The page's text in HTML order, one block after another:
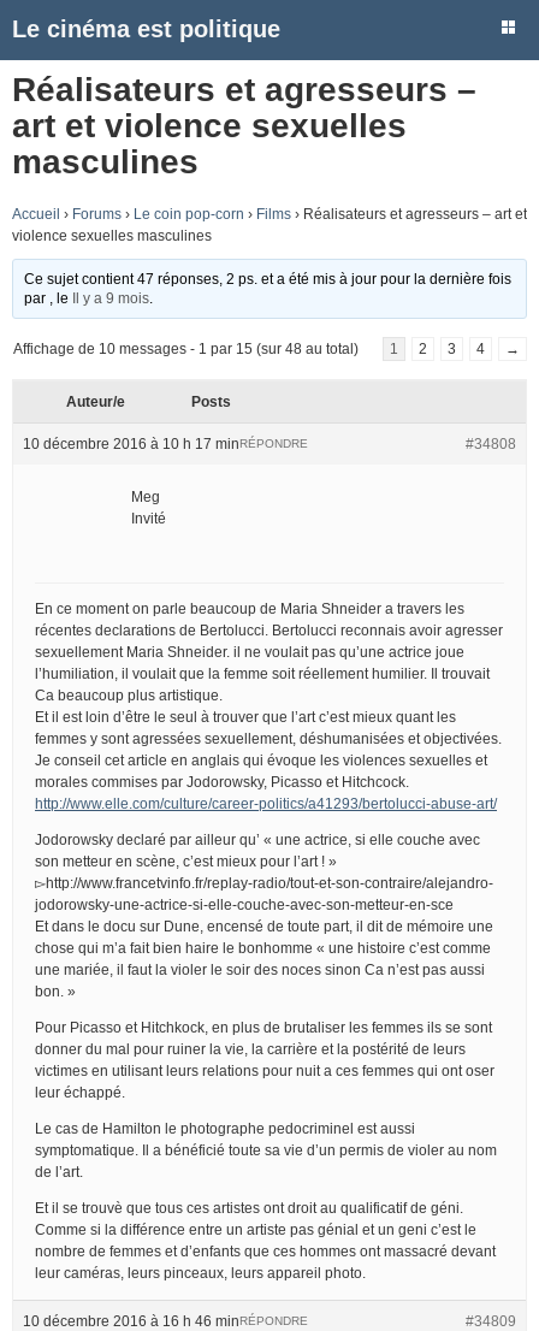
Le cinéma est politique
Réalisateurs et agresseurs –
art et violence sexuelles
masculines
Accueil › Forums › Le coin pop-corn › Films › Réalisateurs et agresseurs – art et
violence sexuelles masculines
Ce sujet contient 47 réponses, 2 ps. et a été mis à jour pour la dernière fois
par
, le Il y a 9 mois
Affichage de 10 messages - 1 par 15 (sur 48 au total) 1 2 3 4 →
Auteur/e Posts
10 décembre 2016 à 10 h 17 min #34808
RÉPONDRE
Meg
Invité
En ce moment on parle beaucoup de Maria Shneider a travers les
récentes declarations de Bertolucci. Bertolucci reconnais avoir agresser
sexuellement Maria Shneider. il ne voulait pas qu’une actrice joue
l’humiliation, il voulait que la femme soit réellement humilier. Il trouvait
Ca beaucoup plus artistique.
Et il est loin d’être le seul à trouver que l’art c’est mieux quant les
femmes y sont agressées sexuellement, déshumanisées et objectivées.
Je conseil cet article en anglais qui évoque les violences sexuelles et
morales commises par Jodorowsky, Picasso et Hitchcock.
http://www.elle.com/culture/career-politics/a41293/bertolucci-abuse-art/
Jodorowsky declaré par ailleur qu’ « une actrice, si elle couche avec
son metteur en scène, c’est mieux pour l’art ! »
▻http://www.francetvinfo.fr/replay-radio/tout-et-son-contraire/alejandro-
jodorowsky-une-actrice-si-elle-couche-avec-son-metteur-en-sce
Et dans le docu sur Dune, encensé de toute part, il dit de mémoire une
chose qui m’a fait bien haire le bonhomme « une histoire c’est comme
une mariée, il faut la violer le soir des noces sinon Ca n’est pas aussi
bon. »
Pour Picasso et Hitchkock, en plus de brutaliser les femmes ils se sont
donner du mal pour ruiner la vie, la carrière et la postérité de leurs
victimes en utilisant leurs relations pour nuit a ces femmes qui ont oser
leur échappé.
Le cas de Hamilton le photographe pedocriminel est aussi
symptomatique. Il a bénéficié toute sa vie d’un permis de violer au nom
de l’art.
Et il se trouvè que tous ces artistes ont droit au qualificatif de géni.
Comme si la différence entre un artiste pas génial et un geni c’est le
nombre de femmes et d’enfants que ces hommes ont massacré devant
leur caméras, leurs pinceaux, leurs appareil photo.
10 décembre 2016 à 16 h 46 min #34809
RÉPONDRE